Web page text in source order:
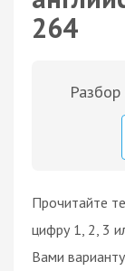
264
Прочитайте
цифру 1, 2, 3
Вами